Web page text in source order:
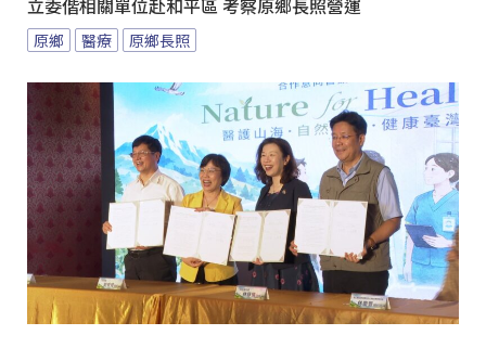
立委偕相關單位赴和平區 考察原鄉長照營運
原鄉 醫療 原鄉長照